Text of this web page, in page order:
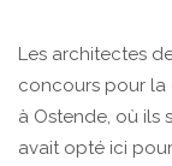
Les architectes
concours pour la
à Ostende, où ils
avait opté ici